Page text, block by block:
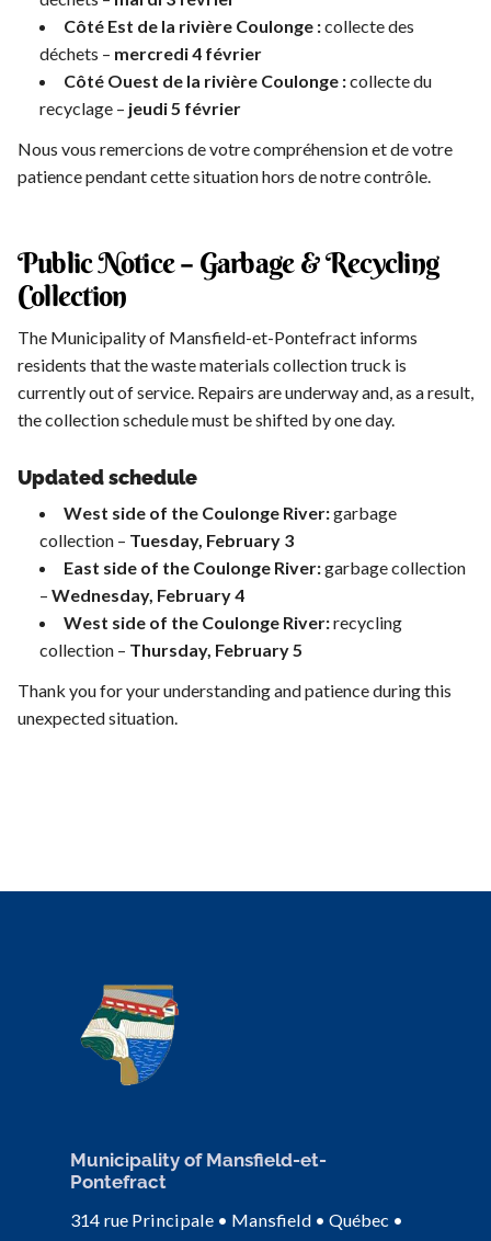
Côté Est de la rivière Coulonge :collecte des
déchets – mercredi 4 février
Côté Ouest de la rivière Coulonge :collecte du
recyclage – jeudi 5 février
Nous vous remercions de votre compréhension et de votre
patience pendant cette situation hors de notre contrôle.
Public Notice – Garbage & Recycling
Collection
The Municipality of Mansfield-et-Pontefract informs
residents that the waste materials collection truck is
currently out of service. Repairs are underway and, as a result,
the collection schedule must be shifted by one day.
Updated schedule
West side of the Coulonge River:garbage
collection – Tuesday, February 3
East side of the Coulonge River:garbage collection
– Wednesday, February 4
West side of the Coulonge River:recycling
collection – Thursday, February 5
Thank you for your understanding and patience during this
unexpected situation.
Municipality of Mansfield-et-
Pontefract
314 rue Principale • Mansfield • Québec •